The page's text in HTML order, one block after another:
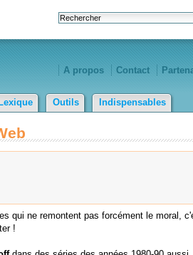
A propos Contact
Lexique Outils Indispensables
qui ne remontent pas forcément le moral,
!